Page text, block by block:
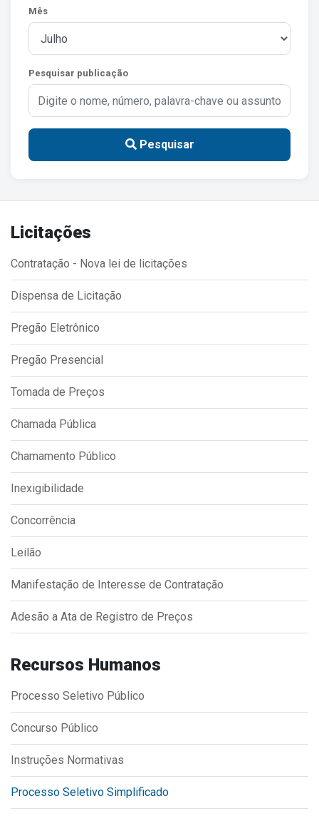
Estrutura Organizacional
Administração
Agricultura e Meio Ambiente
Assistência Social
Saúde
Serviços
IPTU 2026
Nota Fiscal Eletrônica
Ouvidoria
Portal do Servidor
Publicações
Diário Oficial (Novo)
Diário Oficial (Até 30/04)
Seletivo Simplificado
Instruções Normativas
Dispensas e Inexigibilidades
Chamamentos Públicos
Leis, Decretos e Portarias
Mês
Pesquisar publicação
Pesquisar
Licitações
Contratação - Nova lei de licitações
Dispensa de Licitação
Pregão Eletrônico
Pregão Presencial
Tomada de Preços
Chamada Pública
Chamamento Público
Inexigibilidade
Concorrência
Leilão
Manifestação de Interesse de Contratação
Adesão a Ata de Registro de Preços
Recursos Humanos
Processo Seletivo Público
Concurso Público
Instruções Normativas
Processo Seletivo Simplificado